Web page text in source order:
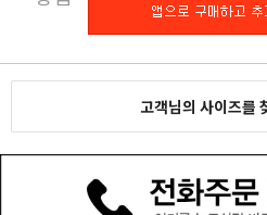
고객님의 사이즈를